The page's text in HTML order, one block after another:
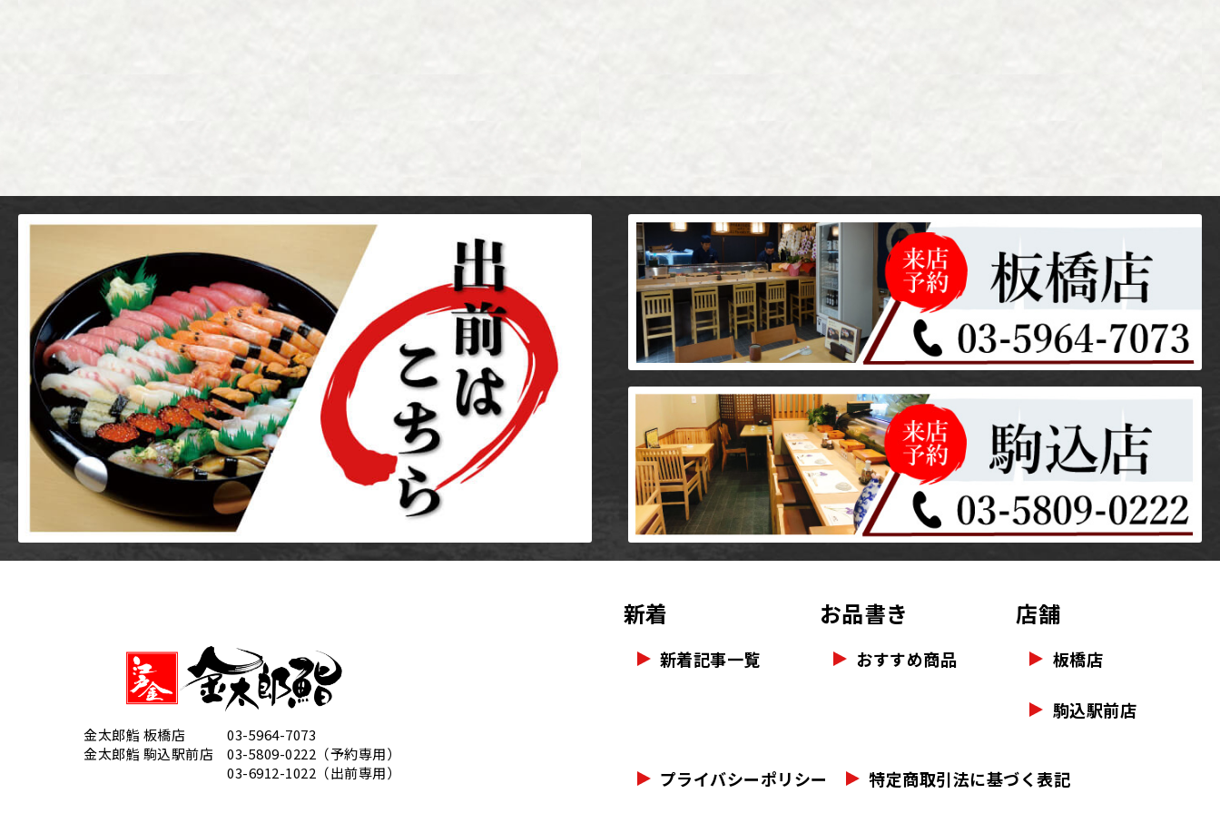
金太郎鮨 板橋店
03-5964-7073
金太郎鮨 駒込駅前店
03-5809-0222（予約専用）
03-6912-1022（出前専用）
新着
新着記事一覧
お品書き
おすすめ商品
店舗
板橋店
駒込駅前店
プライバシーポリシー 特定商取引法に基づく表記